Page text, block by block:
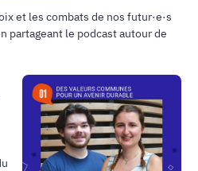
et les combats de nos futur·e·s
partageant le podcast autour de